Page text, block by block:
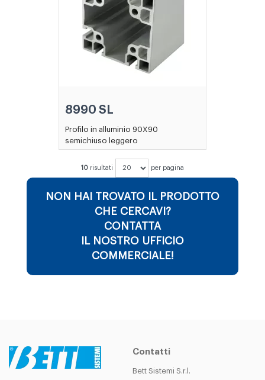
8990 SL
Profilo in alluminio 90X90
semichiuso leggero
10 risultati per pagina
NON HAI TROVATO IL PRODOTTO
CHE CERCAVI?
CONTATTA
IL NOSTRO UFFICIO
COMMERCIALE!
Contatti
Bett Sistemi S.r.l.